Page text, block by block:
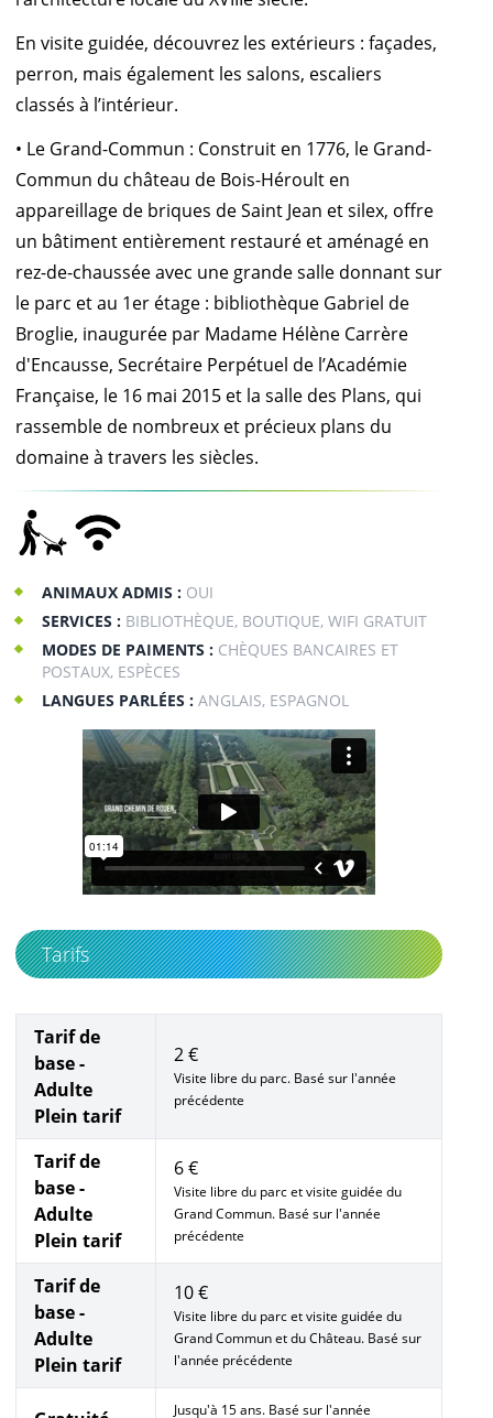
En visite guidée, découvrez les extérieurs : façades,
perron, mais également les salons, escaliers
classés à l’intérieur.
• Le Grand-Commun : Construit en 1776, le Grand-
Commun du château de Bois-Héroult en
appareillage de briques de Saint Jean et silex, offre
un bâtiment entièrement restauré et aménagé en
rez-de-chaussée avec une grande salle donnant sur
le parc et au 1er étage : bibliothèque Gabriel de
Broglie, inaugurée par Madame Hélène Carrère
d'Encausse, Secrétaire Perpétuel de l’Académie
Française, le 16 mai 2015 et la salle des Plans, qui
rassemble de nombreux et précieux plans du
domaine à travers les siècles.
ANIMAUX ADMIS : OUI
SERVICES : BIBLIOTHÈQUE, BOUTIQUE, WIFI GRATUIT
MODES DE PAIMENTS : CHÈQUES BANCAIRES ET
POSTAUX, ESPÈCES
LANGUES PARLÉES : ANGLAIS, ESPAGNOL
Tarifs
Tarif de
base -
Adulte
Plein tarif
2 €
Visite libre du parc. Basé sur l'année
précédente
Tarif de
base -
Adulte
Plein tarif
6 €
Visite libre du parc et visite guidée du
Grand Commun. Basé sur l'année
précédente
Tarif de
base -
Adulte
Plein tarif
10 €
Visite libre du parc et visite guidée du
Grand Commun et du Château. Basé sur
l'année précédente
Jusqu'à 15 ans. Basé sur l'année